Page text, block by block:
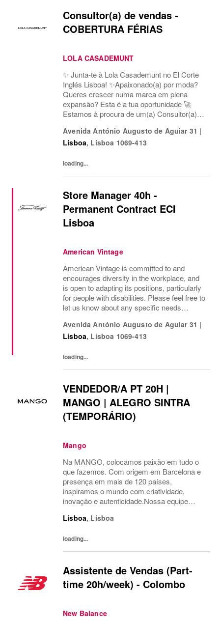
Consultor(a) de vendas -
COBERTURA FÉRIAS
LOLA CASADEMUNT
✨ Junta-te à Lola Casademunt no El Corte
Inglés Lisboa! ✨Apaixonado(a) por moda?
Queres crescer numa marca em plena
expansão? Esta é a tua oportunidade 🚀
Estamos à procura de um(a) Consultor(a)
Augusto de Aguiar 31 1069-413 Lisboa.
Serás uma peça-chave...
Avenida António Augusto de Aguiar 31 |
Lisboa, Lisboa 1069-413
loading...
Store Manager 40h -
Permanent Contract ECI
Lisboa
American Vintage
American Vintage is committed to and
encourages diversity in the workplace, and
is open to adapting its positions, particularly
for people with disabilities. Please feel free to
let us know about any specific needs
can provide the most suitable...
Avenida António Augusto de Aguiar 31 |
Lisboa, Lisboa 1069-413
loading...
VENDEDOR/A PT 20H |
MANGO | ALEGRO SINTRA
(TEMPORÁRIO)
Mango
Na MANGO, colocamos paixão em tudo o
que fazemos. Com origem em Barcelona e
presença em mais de 120 países,
inspiramos o mundo com criatividade,
inovação e autenticidade.Nossa equipe
Temos orgulho em levar a moda além,
Lisboa, Lisboa
loading...
Assistente de Vendas (Part-
time 20h/week) - Colombo
New Balance